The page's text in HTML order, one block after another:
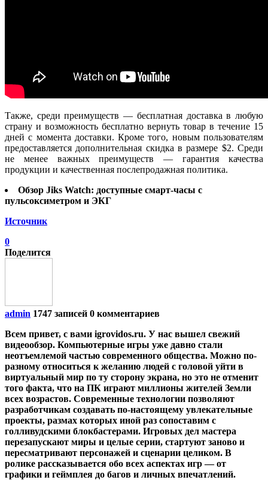
Также, среди преимуществ — бесплатная доставка в любую
страну и возможность бесплатно вернуть товар в течение 15
дней с момента доставки. Кроме того, новым пользователям
предоставляется дополнительная скидка в размере $2. Среди
не менее важных преимуществ — гарантия качества
продукции и качественная послепродажная политика.
Обзор Jiks Watch: доступные смарт-часы с
пульсоксиметром и ЭКГ
Источник
0
Поделится
admin 1747 записей 0 комментариев
Всем привет, с вами igrovidos.ru. У нас вышел свежий
видеообзор. Компьютерные игры уже давно стали
неотъемлемой частью современного общества. Можно по-
разному относиться к желанию людей с головой уйти в
виртуальный мир по ту сторону экрана, но это не отменит
того факта, что на ПК играют миллионы жителей Земли
всех возрастов. Современные технологии позволяют
разработчикам создавать по-настоящему увлекательные
проекты, размах которых иной раз сопоставим с
голливудскими блокбастерами. Игровых дел мастера
перезапускают миры и целые серии, стартуют заново и
пересматривают персонажей и сценарии целиком. В
ролике рассказывается обо всех аспектах игр — от
графики и геймплея до багов и личных впечатлений.